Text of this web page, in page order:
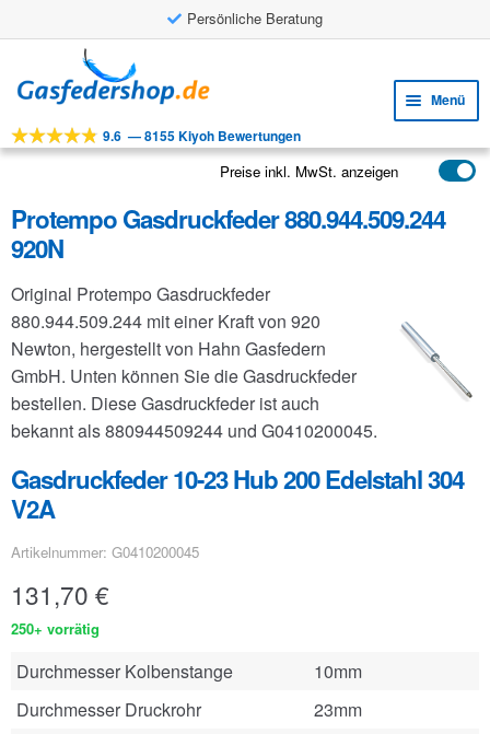
Persönliche Beratung
Navigation
springen
Inhalt
springen
Menü
Werkzeuge
Anwendungen
FAQ
9.6 —8155 Kiyoh Bewertungen
Preise inkl. MwSt. anzeigen
Protempo Gasdruckfeder 880.944.509.244
920N
Original Protempo Gasdruckfeder
880.944.509.244 mit einer Kraft von 920
Newton, hergestellt von Hahn Gasfedern
GmbH. Unten können Sie die Gasdruckfeder
bestellen. Diese Gasdruckfeder ist auch
bekannt als 880944509244 und G0410200045.
Gasdruckfeder 10-23 Hub 200 Edelstahl 304
V2A
Artikelnummer: G0410200045
131,70 €
250+ vorrätig
Durchmesser Kolbenstange
10mm
Durchmesser Druckrohr
23mm